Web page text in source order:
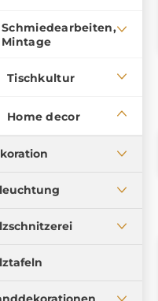
Schmiedearbeiten,
Mintage
Tischkultur
Home decor
Figuren, Lampen
Schachteln
Deckenleuchten
Öllampen
Wandlampen
Statuetten und Truhen